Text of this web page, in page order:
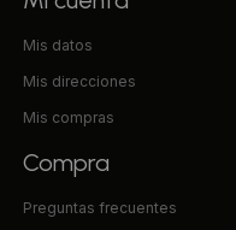
Mis datos
Mis direcciones
Mis compras
Compra
Preguntas frecuentes